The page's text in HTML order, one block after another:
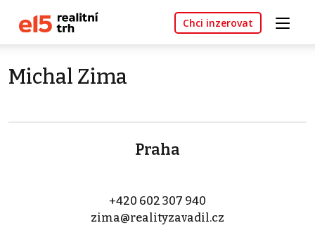
Chci inzerovat
Michal Zima
Praha
+420 602 307 940
zima@realityzavadil.cz